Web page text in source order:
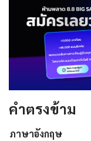
คำตรงข้าม
ภาษาอังกฤษ